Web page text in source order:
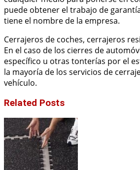
puede obtener el trabajo de
tiene el nombre de la empresa.
Cerrajeros de coches, cerrajeros
En el caso de los cierres de
específico u otras tonterías por el
la mayoría de los servicios de
vehículo.
Related Posts